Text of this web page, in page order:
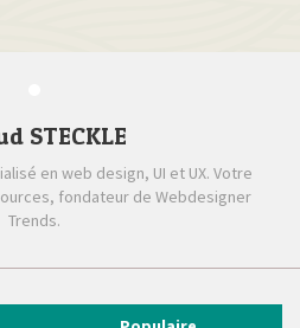
STECKLE
en web design, UI et UX. Votre
fondateur de Webdesigner
Trends.